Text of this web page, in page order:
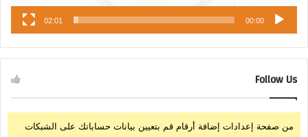
00:00
02:01
Follow Us
من صفحة إعدادات إضافة أرقام قم بتعيين بيانات حساباتك على الشبكات